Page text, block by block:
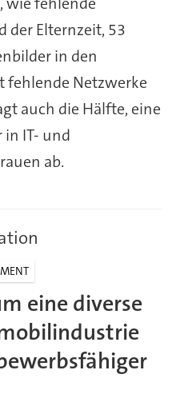
der Elternzeit, 53
in den
fehlende Netzwerke
auch die Hälfte, eine
IT- und
ab.
eine diverse